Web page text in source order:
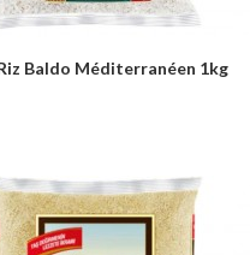
Baldo Méditerranéen 1kg
+ Ajouter au panier